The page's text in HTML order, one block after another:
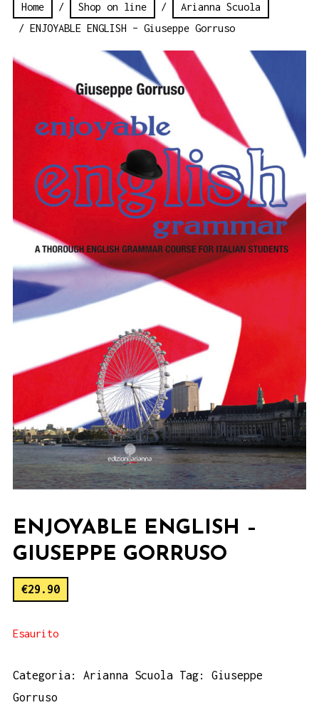
Home / Shop on line /
Arianna Scuola
/ ENJOYABLE ENGLISH – Giuseppe Gorruso
ENJOYABLE ENGLISH –
GIUSEPPE GORRUSO
€29.90
Esaurito
Categoria: Arianna Scuola Tag: Giuseppe
Gorruso